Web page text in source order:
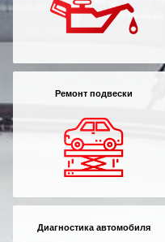
Ремонт подвески
Диагностика автомобиля